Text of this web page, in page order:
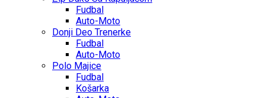
Fudbal
Auto-Moto
Donji Deo Trenerke
Fudbal
Auto-Moto
Polo Majice
Fudbal
Košarka